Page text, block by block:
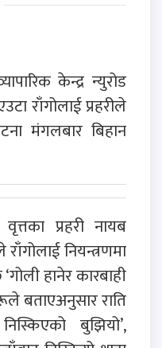
केन्द्र न्युरोड
राँगोलाई प्रहरीले
मंगलबार बिहान
प्रहरी नायब
नियन्त्रणमा
हानेर कारबाही
बताएअनुसार राति
बुझियो’,